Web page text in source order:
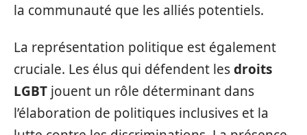
la communauté que les alliés potentiels.
La représentation politique est également
cruciale. Les élus qui défendent lesdroits
LGBT jouent un rôle déterminant dans
l’élaboration de politiques inclusives et la